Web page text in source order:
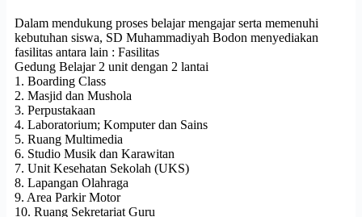
Dalam mendukung proses belajar mengajar serta memenuhi
kebutuhan siswa, SD Muhammadiyah Bodon menyediakan
fasilitas antara lain : Fasilitas
Gedung Belajar 2 unit dengan 2 lantai
1. Boarding Class
2. Masjid dan Mushola
3. Perpustakaan
4. Laboratorium; Komputer dan Sains
5. Ruang Multimedia
6. Studio Musik dan Karawitan
7. Unit Kesehatan Sekolah (UKS)
8. Lapangan Olahraga
9. Area Parkir Motor
10. Ruang Sekretariat Guru